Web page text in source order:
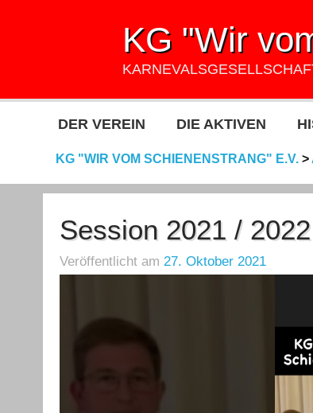
KG "Wir
DER VEREIN DIE AKTIVEN
KG "WIR VOM SCHIENENSTRANG" E.V.>
Session 2021 / 2022
Veröffentlicht am 27. Oktober 2021